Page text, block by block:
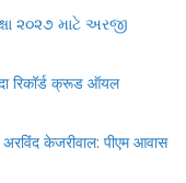
૨૦૨૭ માટે અરજી
रिकॉर्ड क्रूड ऑयल
केजरीवाल: पीएम आवास